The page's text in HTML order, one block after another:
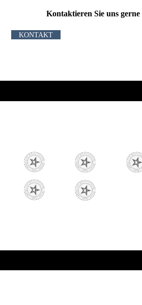
Kontaktieren Sie uns gerne
KONTAKT